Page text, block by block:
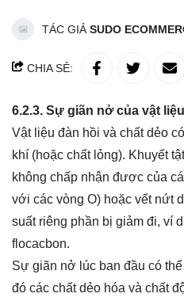
TÁC GIẢ SUDO
CHIA SẺ:
6.2.3. Sự giãn nở của vật
Vật liệu đàn hồi và chất dẻo
khí (hoặc chất lỏng). Khuyết
không chấp nhận được của
với các vòng O) hoặc vết nứt
suất riêng phần bị giảm đi, ví
flocacbon.
Sự giãn nở lúc ban đầu có
đó các chất dẻo hóa và chất